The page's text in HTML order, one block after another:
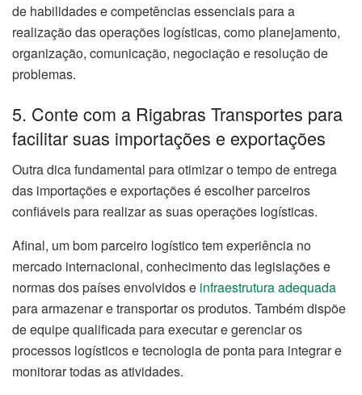
de habilidades e competências essenciais para a
realização das operações logísticas, como planejamento,
organização, comunicação, negociação e resolução de
problemas.
5. Conte com a Rigabras Transportes para
facilitar suas importações e exportações
Outra dica fundamental para otimizar o tempo de entrega
das importações e exportações é escolher parceiros
confiáveis para realizar as suas operações logísticas.
Afinal, um bom parceiro logístico tem experiência no
mercado internacional, conhecimento das legislações e
normas dos países envolvidos e infraestrutura adequada
para armazenar e transportar os produtos. Também dispõe
de equipe qualificada para executar e gerenciar os
processos logísticos e tecnologia de ponta para integrar e
monitorar todas as atividades.